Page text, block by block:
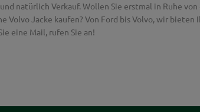
natürlich Verkauf. Wollen Sie erstmal in Ruhe von
Volvo Jacke kaufen? Von Ford bis Volvo, wir bieten
eine Mail, rufen Sie an!